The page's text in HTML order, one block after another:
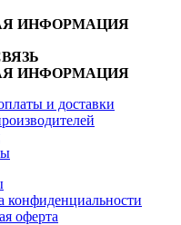
ИНФОРМАЦИЯ
ИНФОРМАЦИЯ
и доставки
конфиденциальности
оферта